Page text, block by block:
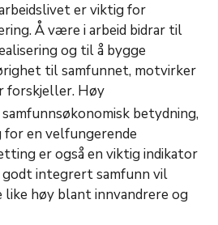
er viktig for
Å være i arbeid bidrar til
og til å bygge
til samfunnet, motvirker
forskjeller. Høy
samfunnsøkonomisk betydning,
en velfungerende
er også en viktig indikator
godt integrert samfunn vil
høy blant innvandrere og